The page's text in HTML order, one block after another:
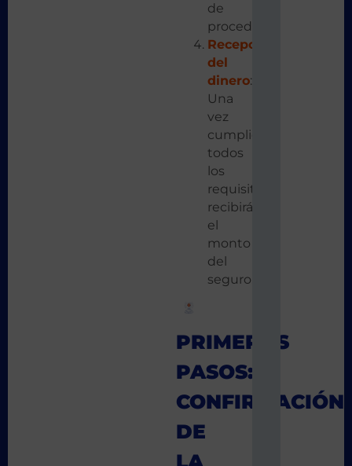
de
proceder.
Recepción
del
dinero:
Una
vez
cumplidos
todos
los
requisitos,
recibirás
el
monto
del
seguro.
PRIMEROS
PASOS:
CONFIRMACIÓN
DE